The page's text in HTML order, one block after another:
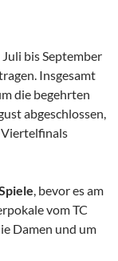
bis September
Insgesamt
die begehrten
abgeschlossen,
Viertelfinals
, bevor es am
vom TC
Damen und um